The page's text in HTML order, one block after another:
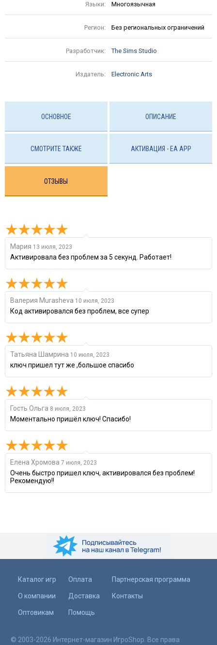
Языки: Многоязычная
Регион: Без региональных ограничений
Разработчик: The Sims Studio
Издатель: Electronic Arts
ОСНОВНОЕ ОПИСАНИЕ
СМОТРИТЕ ТАКЖЕ АКТИВАЦИЯ - EA APP
ОТЗЫВЫ
Мария 13 июля, 2023
Активировала без проблем за 5 секунд. Работает!
Валерия Murasheva 10 июля, 2023
Код активировался без проблем, все супер
Татьяна Шамрина 10 июля, 2023
ключ пришел тут же ,большое спасибо
Гость Ольга 8 июля, 2023
Моментально пришёл ключ! Спасибо!
Елена Хромова 7 июля, 2023
Очень быстро пришел ключ, активировался без проблем!
Рекомендую!!
Каталог игр
О компании
Оптовикам
Оплата
Доставка
Помощь
Партнерская программа
Контакты
© 2003-2026 Интернет-магазин ИгроShop. Все права